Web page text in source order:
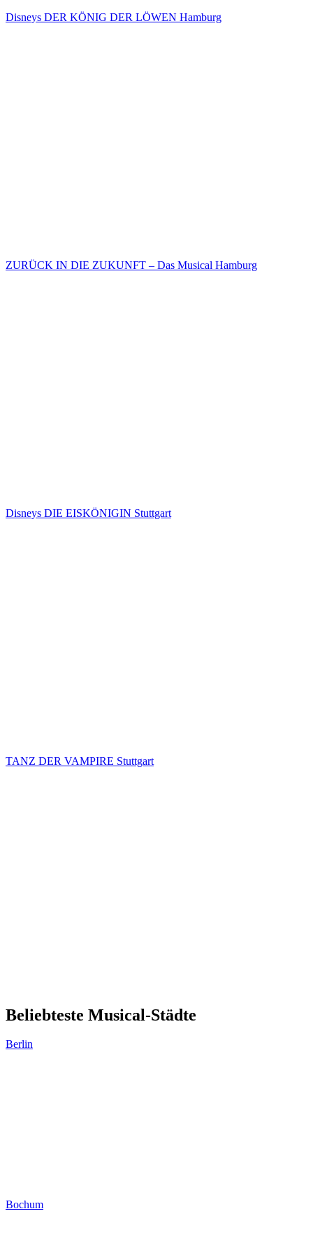
Disneys DER KÖNIG DER LÖWEN Hamburg
ZURÜCK IN DIE ZUKUNFT – Das Musical Hamburg
Disneys DIE EISKÖNIGIN Stuttgart
TANZ DER VAMPIRE Stuttgart
Beliebteste Musical-Städte
Berlin
Bochum